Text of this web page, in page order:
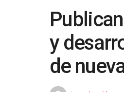
y
de